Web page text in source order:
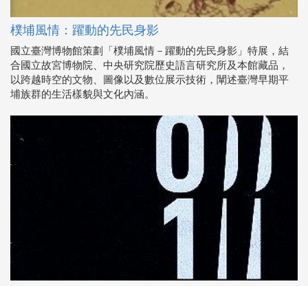
樸埔風情：躍動的先民身影
國立臺灣博物館策劃「樸埔風情－躍動的先民身影」特展，結
合國立故宮博物院、中央研究院歷史語言研究所及本館藏品，
以跨越時空的文物、圖像以及數位展示技術，闡述臺灣早期平
埔族群的生活樣貌與文化內涵。